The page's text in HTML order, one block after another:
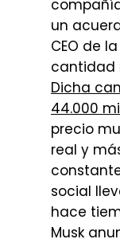
un
CEO de
cantidad
Dicha
44.000
precio
real y
social
hace
Musk